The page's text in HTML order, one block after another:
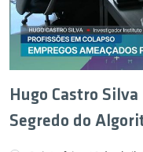
Hugo Castro
Segredo do